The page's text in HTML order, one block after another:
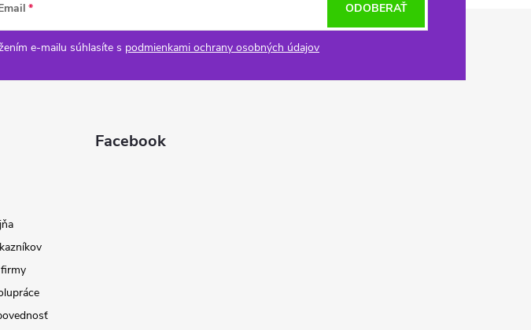
e-mailu súhlasíte s podmienkami ochrany osobných údajov
ODOBERAŤ
Facebook